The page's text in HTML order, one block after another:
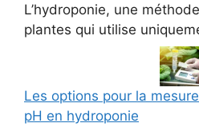
L’hydroponie, une
plantes qui utilise
Les options pour la
pH en hydroponie